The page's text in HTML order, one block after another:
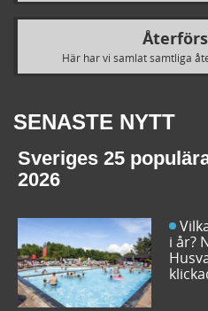
Här har vi samlat samtliga
SENASTE NYTT
Sveriges 25
2026
Vilka campingar toppar listan
i år?